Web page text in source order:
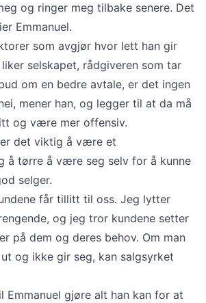
og ringer meg tilbake senere. Det
Emmanuel.
som avgjør hvor lett han gir
selskapet, rådgiveren som tar
om en bedre avtale, er det ingen
mener han, og legger til at da må
og være mer offensiv.
det viktig å være et
å tørre å være seg selv for å kunne
selger.
får tillitt til oss. Jeg lytter
og jeg tror kundene setter
på dem og deres behov. Om man
og ikke gir seg, kan salgsyrket
Emmanuel gjøre alt han kan for at